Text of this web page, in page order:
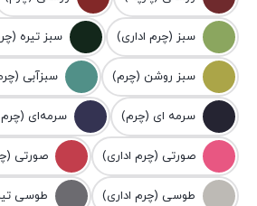
سبز (چرم اداری) سبز تیره
سبز روشن (چرم) سبزآبی
سرمه ای (چرم) سرمه‌ای (چرم
صورتی (چرم اداری) صورتی
طوسی (چرم اداری) طوسی